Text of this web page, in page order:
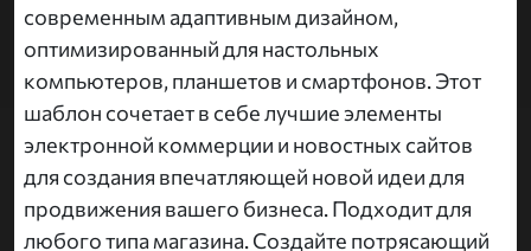
современным адаптивным дизайном,
оптимизированный для настольных
компьютеров, планшетов и смартфонов. Этот
шаблон сочетает в себе лучшие элементы
электронной коммерции и новостных сайтов
для создания впечатляющей новой идеи для
продвижения вашего бизнеса. Подходит для
любого типа магазина. Создайте потрясающий